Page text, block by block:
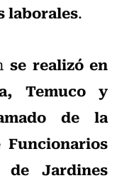
laborales.
se realizó en
Temuco y
de la
Funcionarios
Jardines